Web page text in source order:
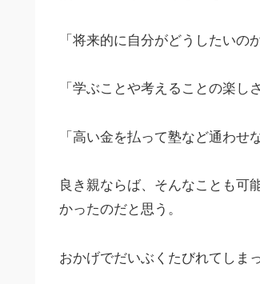
「将来的に自分がどうしたい
「学ぶことや考えることの楽し
「高い金を払って塾など通わせ
良き親ならば、そんなことも可
かったのだと思う。
おかげでだいぶくたびれてしまっ